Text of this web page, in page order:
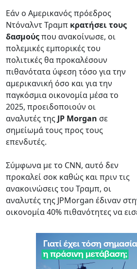
Εάν ο Αμερικανός πρόεδρος
Ντόναλντ Τραμπ κρατήσει τους
δασμούςπου ανακοίνωσε, οι
πολεμικές εμπορικές του
πολιτικές θα προκαλέσουν
πιθανότατα ύφεση τόσο για την
αμερικανική όσο και για την
παγκόσμια οικονομία μέσα το
2025, προειδοποιούν οι
αναλυτές της JP Morgan σε
σημείωμά τους προς τους
επενδυτές.
Σύμφωνα με το CNN, αυτό δεν
προκαλεί σοκ καθώς και πριν τις
ανακοινώσεις του Τραμπ, οι
αναλυτές της JPMorgan έδιναν
οικονομία 40% πιθανότητες να